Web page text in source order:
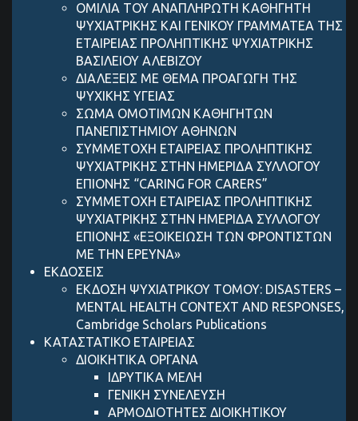
ΟΜΙΛΙΑ ΤΟΥ ΑΝΑΠΛΗΡΩΤΗ ΚΑΘΗΓΗΤΗ
ΨΥΧΙΑΤΡΙΚΗΣ ΚΑΙ ΓΕΝΙΚΟΥ ΓΡΑΜΜΑΤΕΑ ΤΗΣ
ΕΤΑΙΡΕΙΑΣ ΠΡΟΛΗΠΤΙΚΗΣ ΨΥΧΙΑΤΡΙΚΗΣ
ΒΑΣΙΛΕΙΟΥ ΑΛΕΒΙΖΟΥ
ΔΙΑΛΕΞΕΙΣ ΜΕ ΘΕΜΑ ΠΡΟΑΓΩΓΗ ΤΗΣ
ΨΥΧΙΚΗΣ ΥΓΕΙΑΣ
ΣΩΜΑ ΟΜΟΤΙΜΩΝ ΚΑΘΗΓΗΤΩΝ
ΠΑΝΕΠΙΣΤΗΜΙΟΥ ΑΘΗΝΩΝ
ΣΥΜΜΕΤΟΧΗ ΕΤΑΙΡΕΙΑΣ ΠΡΟΛΗΠΤΙΚΗΣ
ΨΥΧΙΑΤΡΙΚΗΣ ΣΤΗΝ ΗΜΕΡΙΔΑ ΣΥΛΛΟΓΟΥ
ΕΠΙΟΝΗΣ “CARING FOR CARERS”
ΣΥΜΜΕΤΟΧΗ ΕΤΑΙΡΕΙΑΣ ΠΡΟΛΗΠΤΙΚΗΣ
ΨΥΧΙΑΤΡΙΚΗΣ ΣΤΗΝ ΗΜΕΡΙΔΑ ΣΥΛΛΟΓΟΥ
ΕΠΙΟΝΗΣ «ΕΞΟΙΚΕΙΩΣΗ ΤΩΝ ΦΡΟΝΤΙΣΤΩΝ
ΜΕ ΤΗΝ ΕΡΕΥΝΑ»
ΕΚΔΟΣΕΙΣ
ΕΚΔΟΣΗ ΨΥΧΙΑΤΡΙΚΟΥ ΤΟΜΟΥ: DISASTERS –
MENTAL HEALTH CONTEXT AND RESPONSES,
Cambridge Scholars Publications
ΚΑΤΑΣΤΑΤΙΚΟ ΕΤΑΙΡΕΙΑΣ
ΔΙΟΙΚΗΤΙΚΑ ΟΡΓΑΝΑ
ΙΔΡΥΤΙΚΑ ΜΕΛΗ
ΓΕΝΙΚΗ ΣΥΝΕΛΕΥΣΗ
ΑΡΜΟΔΙΟΤΗΤΕΣ ΔΙΟΙΚΗΤΙΚΟΥ